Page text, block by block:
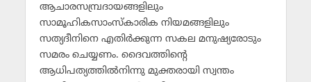
ആചാരസമ്പ്രദായങ്ങളിലും
സാമൂഹികസാംസ്‌കാരിക നിയമങ്ങളിലും
സത്യദീനിനെ എതിര്‍ക്കുന്ന സകല മനുഷ്യരോടും
സമരം ചെയ്യണം. ദൈവത്തിന്റെ
ആധിപത്യത്തില്‍നിന്നു മുക്തരായി സ്വന്തം